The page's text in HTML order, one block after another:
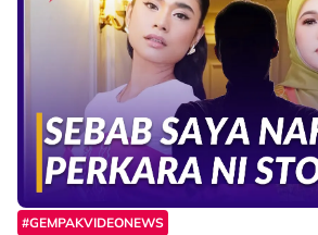
#GEMPAKVIDEONEWS